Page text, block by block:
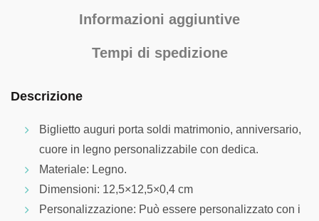
Informazioni aggiuntive
Tempi di spedizione
Descrizione
Biglietto auguri porta soldi matrimonio, anniversario,
cuore in legno personalizzabile con dedica.
Materiale: Legno.
Dimensioni: 12,5×12,5×0,4 cm
Personalizzazione: Può essere personalizzato con i